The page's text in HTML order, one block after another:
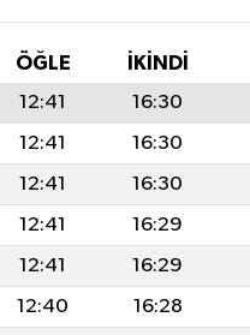
ÖĞLE İKINDI
12:41 16:30
12:41 16:30
12:41 16:30
12:41 16:29
12:41 16:29
12:40 16:28